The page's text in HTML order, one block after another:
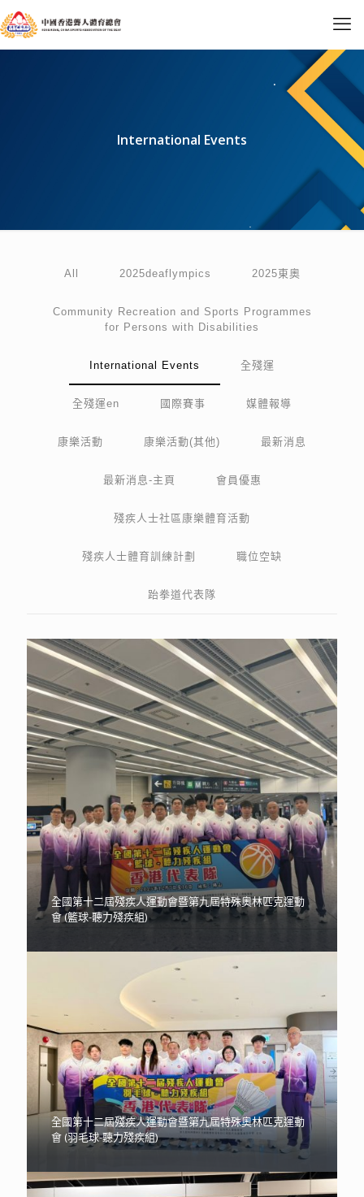
International Events
All 2025deaflympics 2025東奧
Community Recreation and Sports Programmes
for Persons with Disabilities
International Events 全殘運
全殘運en 國際賽事 媒體報導
康樂活動 康樂活動(其他) 最新消息
最新消息-主頁 會員優惠
殘疾人士社區康樂體育活動
殘疾人士體育訓練計劃 職位空缺
跆拳道代表隊
全國第十二屆殘疾人運動會暨第九屆特殊奧林匹克運動
會 (籃球-聽力殘疾組)
全國第十二屆殘疾人運動會暨第九屆特殊奧林匹克運動
會 (羽毛球-聽力殘疾組)